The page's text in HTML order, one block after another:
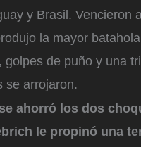
y Brasil. Vencieron
la mayor
de puño y una
se arrojaron.
ahorró los dos
le propinó una